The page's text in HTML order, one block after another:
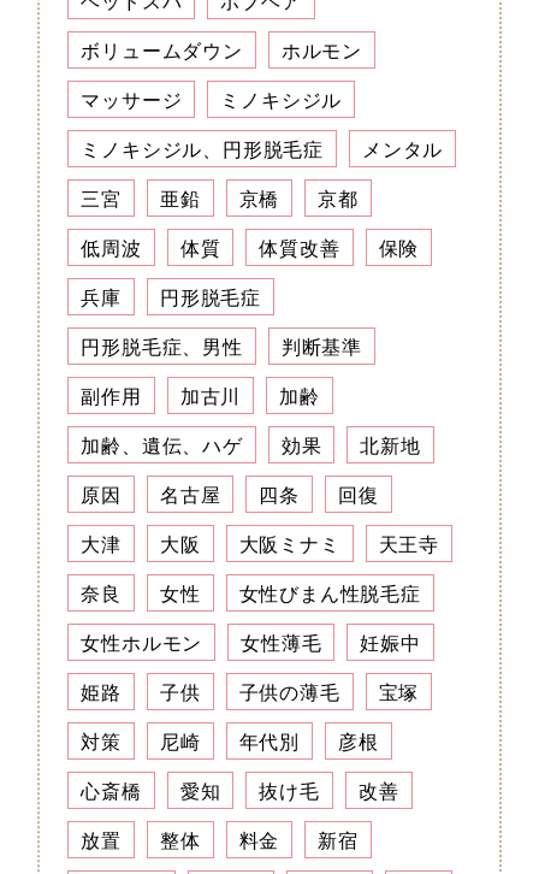
ボリュームダウン
ホルモン
マッサージ
ミノキシジル
ミノキシジル、円形脱毛症
メンタル
三宮
亜鉛 京橋
京都
低周波
体質 体質改善
保険
兵庫
円形脱毛症
円形脱毛症、男性
判断基準
副作用
加古川
加齢
加齢、遺伝、ハゲ
効果
北新地
原因
名古屋 四条
回復
大津
大阪 大阪ミナミ
天王寺
奈良
女性
女性びまん性脱毛症
女性ホルモン
女性薄毛
妊娠中
姫路
子供 子供の薄毛
宝塚
対策
尼崎 年代別
彦根
心斎橋
愛知 抜け毛
改善
放置
整体 料金
新宿